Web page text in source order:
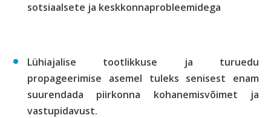
sotsiaalsete ja keskkonnaprobleemidega
Lühiajalise tootlikkuse ja turuedu
propageerimise asemel tuleks senisest enam
suurendada piirkonna kohanemisvõimet ja
vastupidavust.